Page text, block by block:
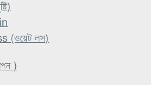
(ওয়েট লস)
)